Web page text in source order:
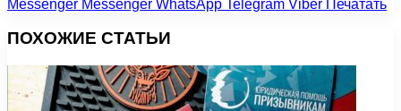
Messenger Messenger WhatsApp Telegram Viber Печатать
ПОХОЖИЕ СТАТЬИ